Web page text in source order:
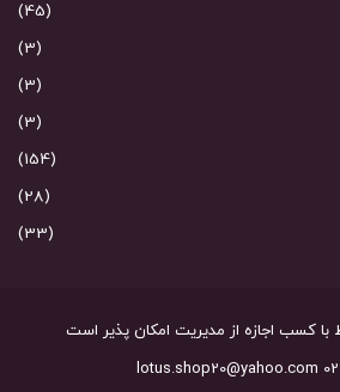
(45)
(3)
(3)
(3)
(154)
(28)
(33)
کسب اجازه از مدیریت امکان پذیر است